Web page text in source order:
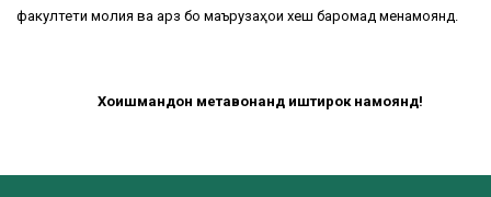
факултети молия ва қарз бо маърузаҳои хеш баромад менамоянд.
Хоҳишмандон метавонанд иштирок намоянд!